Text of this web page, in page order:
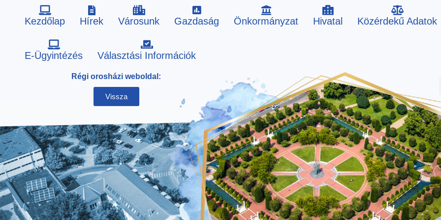
Kezdőlap Hírek Városunk Gazdaság Önkormányzat Hivatal Közérdekű Adatok
E-Ügyintézés Választási Információk
Régi orosházi weboldal:
Vissza